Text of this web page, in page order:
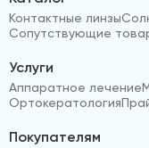
Контактные линзы
Сопутствующие
Услуги
Аппаратное лечение
Ортокератология
Покупателям